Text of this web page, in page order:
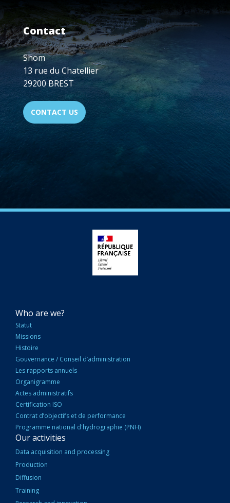
Contact
Shom
13 rue du Chatellier
29200 BREST
CONTACT US
NAVIGATION
PRINCIPALE
Who are we?
Statut
Missions
Histoire
Gouvernance / Conseil d’administration
Les rapports annuels
Organigramme
Actes administratifs
Certification ISO
Contrat d’objectifs et de performance
Programme national d'hydrographie (PNH)
Our activities
Data acquisition and processing
Production
Diffusion
Training